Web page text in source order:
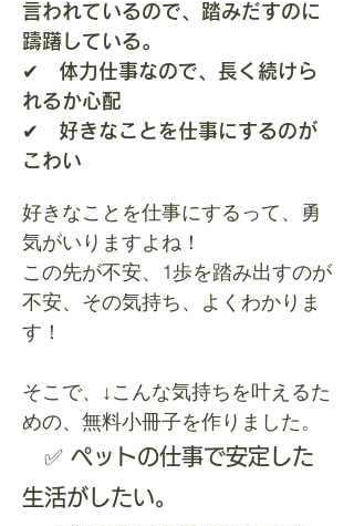
言われているので、踏みだすのに
躊躇している。
✔ 体力仕事なので、長く続けら
れるか心配
✔ 好きなことを仕事にするのが
こわい
好きなことを仕事にするって、勇
気がいりますよね！
この先が不安、1歩を踏み出すのが
不安、その気持ち、よくわかりま
す！
そこで、↓こんな気持ちを叶えるた
めの、無料小冊子を作りました。
✅ ペットの仕事で安定した
生活がしたい。